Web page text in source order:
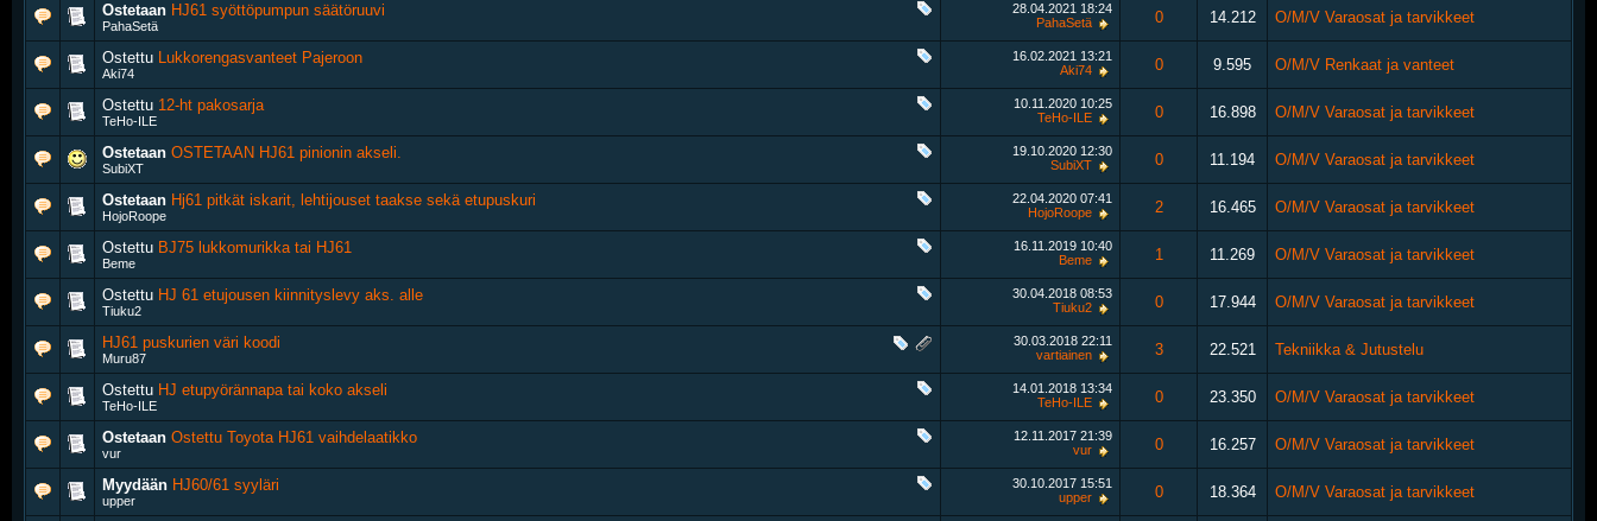
Ostetaan HJ61 syöttöpumpun säätöruuvi
PahaSetä
28.04.2021 18:24
PahaSetä
0 14.212 O/M/V Varaosat ja tarvikkeet
Ostettu Lukkorengasvanteet Pajeroon
Aki74
16.02.2021 13:21
Aki74
0 9.595 O/M/V Renkaat ja vanteet
Ostettu 12-ht pakosarja
TeHo-ILE
10.11.2020 10:25
TeHo-ILE
0 16.898 O/M/V Varaosat ja tarvikkeet
Ostetaan OSTETAAN HJ61 pinionin akseli.
SubiXT
19.10.2020 12:30
SubiXT
0 11.194 O/M/V Varaosat ja tarvikkeet
Ostetaan Hj61 pitkät iskarit, lehtijouset taakse sekä etupuskuri
HojoRoope
22.04.2020 07:41
HojoRoope
2 16.465 O/M/V Varaosat ja tarvikkeet
Ostettu BJ75 lukkomurikka tai HJ61
Beme
16.11.2019 10:40
Beme
1 11.269 O/M/V Varaosat ja tarvikkeet
Ostettu HJ 61 etujousen kiinnityslevy aks. alle
Tiuku2
30.04.2018 08:53
Tiuku2
0 17.944 O/M/V Varaosat ja tarvikkeet
HJ61 puskurien väri koodi
Muru87
30.03.2018 22:11
vartiainen
3 22.521 Tekniikka & Jutustelu
Ostettu HJ etupyörännapa tai koko akseli
TeHo-ILE
14.01.2018 13:34
TeHo-ILE
0 23.350 O/M/V Varaosat ja tarvikkeet
Ostetaan Ostettu Toyota HJ61 vaihdelaatikko
vur
12.11.2017 21:39
vur
0 16.257 O/M/V Varaosat ja tarvikkeet
Myydään HJ60/61 syyläri
upper
30.10.2017 15:51
upper
0 18.364 O/M/V Varaosat ja tarvikkeet